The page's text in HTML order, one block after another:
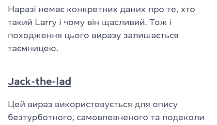
Наразі немає конкретних даних про те, хто
такий Larry і чому він щасливий. Тож і
походження цього виразу залишається
таємницею.
Jack-the-lad
Цей вираз використовується для опису
безтурботного, самовпевненого та подеколи